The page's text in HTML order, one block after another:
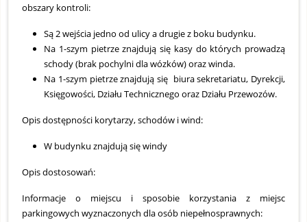
obszary kontroli:
Są 2 wejścia jedno od ulicy a drugie z boku budynku.
Na 1-szym pietrze znajdują się kasy do których prowadzą
schody (brak pochylni dla wózków) oraz winda.
Na 1-szym pietrze znajdują się biura sekretariatu, Dyrekcji,
Księgowości, Działu Technicznego oraz Działu Przewozów.
Opis dostępności korytarzy, schodów i wind:
W budynku znajdują się windy
Opis dostosowań:
Informacje o miejscu i sposobie korzystania z miejsc
parkingowych wyznaczonych dla osób niepełnosprawnych: